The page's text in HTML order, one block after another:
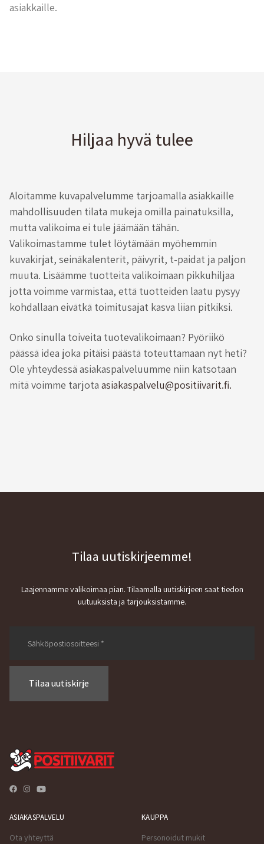
asiakkaille.
Hiljaa hyvä tulee
Aloitamme kuvapalvelumme tarjoamalla asiakkaille
mahdollisuuden tilata mukeja omilla painatuksilla,
mutta valikoima ei tule jäämään tähän.
Valikoimastamme tulet löytämään myöhemmin
kuvakirjat, seinäkalenterit, päivyrit, t-paidat ja paljon
muuta. Lisäämme tuotteita valikoimaan pikkuhiljaa
jotta voimme varmistaa, että tuotteiden laatu pysyy
kohdallaan eivätkä toimitusajat kasva liian pitkiksi.
Onko sinulla toiveita tuotevalikoimaan? Pyöriikö
päässä idea joka pitäisi päästä toteuttamaan nyt heti?
Ole yhteydessä asiakaspalveluumme niin katsotaan
mitä voimme tarjota asiakaspalvelu@positiivarit.fi.
Tilaa uutiskirjeemme!
Laajennamme valikoimaa pian. Tilaamalla uutiskirjeen saat tiedon
uutuuksista ja tarjouksistamme.
Tilaa uutiskirje
ASIAKASPALVELU
Ota yhteyttä
KAUPPA
Personoidut mukit